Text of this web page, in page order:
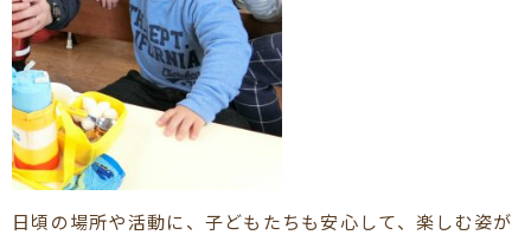
日頃の場所や活動に、子どもたちも安心して、楽しむ姿が